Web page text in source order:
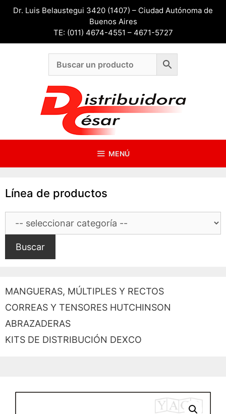
SaltarDr. Luis Belaustegui 3420 (1407) – Ciudad Autónoma de
Buenos Aires
TE: (011) 4674-4551 – 4671-5727
MENÚ
Línea de productos
Buscar
MANGUERAS, MÚLTIPLES Y RECTOS
CORREAS Y TENSORES HUTCHINSON
ABRAZADERAS
KITS DE DISTRIBUCIÓN DEXCO